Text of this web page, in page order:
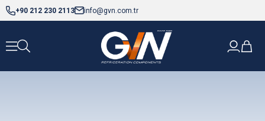
+90 212 230 2113 info@gvn.com.tr